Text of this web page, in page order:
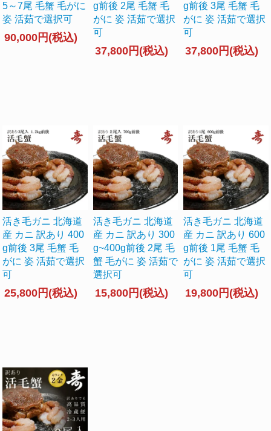
5～7尾 毛蟹 毛がに
姿 活茹で選択可
90,000円(税込)
g前後 2尾 毛蟹 毛
がに 姿 活茹で選択
可
37,800円(税込)
g前後 3尾 毛蟹 毛
がに 姿 活茹で選択
可
37,800円(税込)
活き毛ガニ 北海道
産 カニ 訳あり 400
g前後 3尾 毛蟹 毛
がに 姿 活茹で選択
可
25,800円(税込)
活き毛ガニ 北海道
産 カニ 訳あり 300
g~400g前後 2尾 毛
蟹 毛がに 姿 活茹で
選択可
15,800円(税込)
活き毛ガニ 北海道
産 カニ 訳あり 600
g前後 1尾 毛蟹 毛
がに 姿 活茹で選択
可
19,800円(税込)